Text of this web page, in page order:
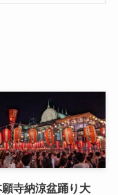
寺納涼盆踊り大